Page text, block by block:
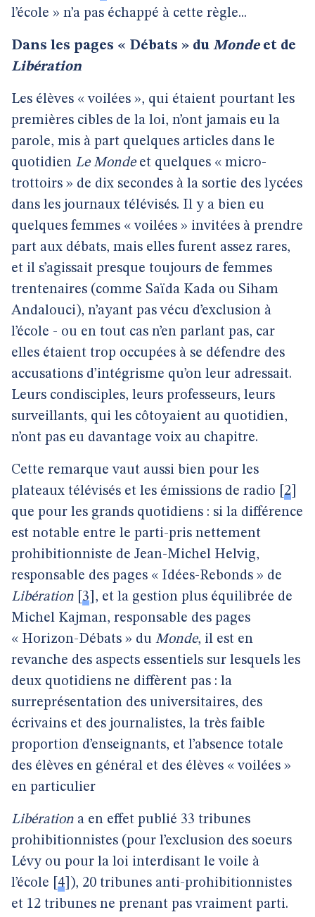
l’école » n’a pas échappé à cette règle...
Dans les pages « Débats » du Monde et de
Libération
Les élèves « voilées », qui étaient pourtant les
premières cibles de la loi, n’ont jamais eu la
parole, mis à part quelques articles dans le
quotidien Le Mondeet quelques « micro-
trottoirs » de dix secondes à la sortie des lycées
dans les journaux télévisés. Il y a bien eu
quelques femmes « voilées » invitées à prendre
part aux débats, mais elles furent assez rares,
et il s’agissait presque toujours de femmes
trentenaires (comme Saïda Kada ou Siham
Andalouci), n’ayant pas vécu d’exclusion à
l’école - ou en tout cas n’en parlant pas, car
elles étaient trop occupées à se défendre des
accusations d’intégrisme qu’on leur adressait.
Leurs condisciples, leurs professeurs, leurs
surveillants, qui les côtoyaient au quotidien,
n’ont pas eu davantage voix au chapitre.
Cette remarque vaut aussi bien pour les
plateaux télévisés et les émissions de radio
2
que pour les grands quotidiens : si la différence
est notable entre le parti-pris nettement
prohibitionniste de Jean-Michel Helvig,
responsable des pages « Idées-Rebonds » de
Libération 3 , et la gestion plus équilibrée de
Michel Kajman, responsable des pages
« Horizon-Débats » du Monde, il est en
revanche des aspects essentiels sur lesquels les
deux quotidiens ne diffèrent pas : la
surreprésentation des universitaires, des
écrivains et des journalistes, la très faible
proportion d’enseignants, et l’absence totale
des élèves en général et des élèves « voilées »
en particulier
Libération a en effet publié 33 tribunes
prohibitionnistes (pour l’exclusion des soeurs
Lévy ou pour la loi interdisant le voile à
l’école
4 ), 20 tribunes anti-prohibitionnistes
et 12 tribunes ne prenant pas vraiment parti.